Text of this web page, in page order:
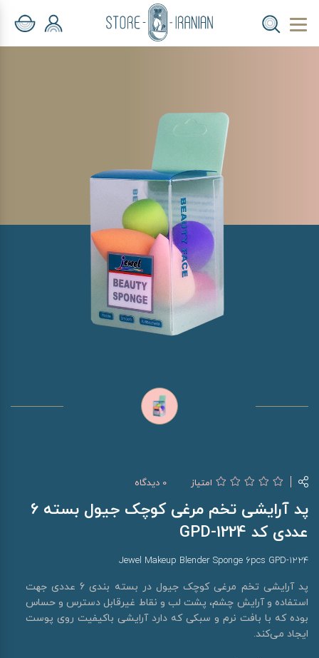
امتیاز 0 دیدگاه
پد آرایشی تخم مرغی کوچک جیول بسته 6
عددی کد GPD-1224
Jewel Makeup Blender Sponge 6pcs GPD-1224
پد آرایشی تخم مرغی کوچک جیول در بسته بندی 6 عددی جهت
استفاده و آرایش چشم، پشت لب و نقاط غیرقابل دسترس و حساس
بوده که با بافت نرم و سبکی که دارد آرایشی باکیفیت روی پوست
ایجاد می‌کند.